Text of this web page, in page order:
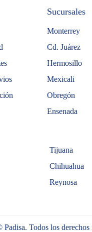
Sucursales
Monterrey
Cd. Juárez
Hermosillo
Mexicali
Obregón
Ensenada
Tijuana
Chihuahua
Reynosa
Todos los derechos